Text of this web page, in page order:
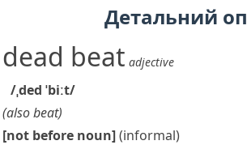
Детальний
dead beat adjective
/ˌded ˈbiːt/
(alsobeat)
[not before noun](informal)